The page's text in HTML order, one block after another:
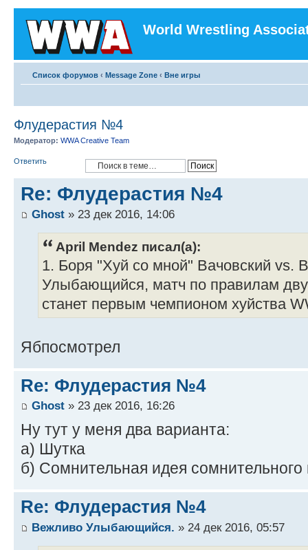
World Wrestling
Список форумов ‹ Message Zone ‹ Вне игры
Флудерастия №4
Модератор: WWA Creative Team
Ответить
Re: Флудерастия №4
Ghost » 23 дек 2016, 14:06
April Mendez писал(а):
1. Боря "Хуй со мной" Вачовский vs.
Улыбающийся, матч по правилам
станет первым чемпионом хуйства
Ябпосмотрел
Re: Флудерастия №4
Ghost » 23 дек 2016, 16:26
Ну тут у меня два варианта:
а) Шутка
б) Сомнительная идея сомнительного
Re: Флудерастия №4
Вежливо Улыбающийся. » 24 дек 2016, 05:57